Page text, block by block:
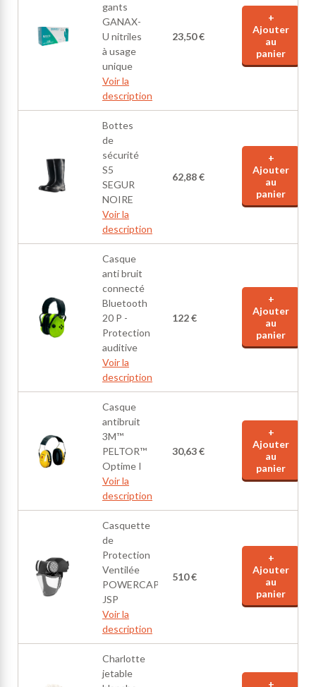
gants
GANAX-
U nitriles
à usage
unique
Voir la
description
23,50 €
+
Ajouter
au
panier
Bottes
de
sécurité
S5
SEGUR
NOIRE
Voir la
description
62,88 €
+
Ajouter
au
panier
Casque
anti bruit
connecté
Bluetooth
20 P -
Protection
auditive
Voir la
description
122 €
+
Ajouter
au
panier
Casque
antibruit
3M™
PELTOR™
Optime I
Voir la
description
30,63 €
+
Ajouter
au
panier
Casquette
de
Protection
Ventilée
POWERCAP®
JSP
Voir la
description
510 €
+
Ajouter
au
panier
Charlotte
jetable
+